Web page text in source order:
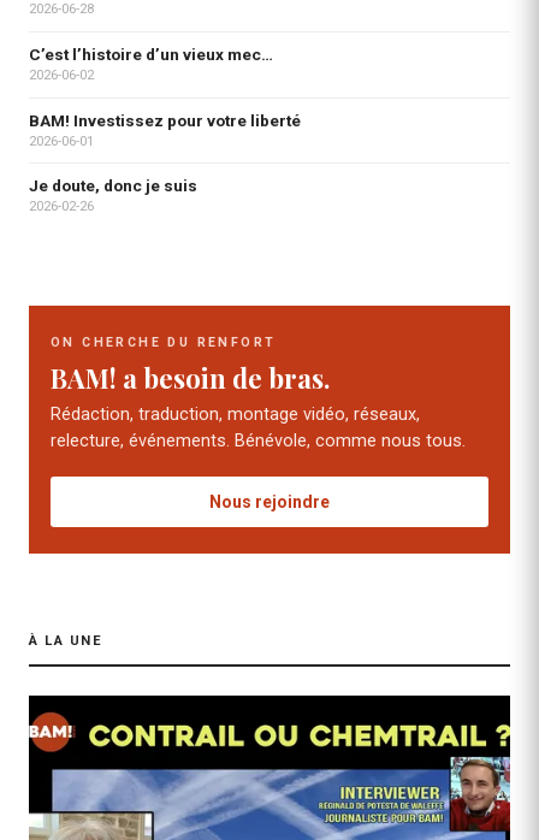
2026-06-28
C’est l’histoire d’un vieux mec…
2026-06-02
BAM! Investissez pour votre liberté
2026-06-01
Je doute, donc je suis
2026-02-26
ON CHERCHE DU RENFORT
BAM! a besoin de bras.
Rédaction, traduction, montage vidéo, réseaux,
relecture, événements. Bénévole, comme nous tous.
Nous rejoindre
À LA UNE